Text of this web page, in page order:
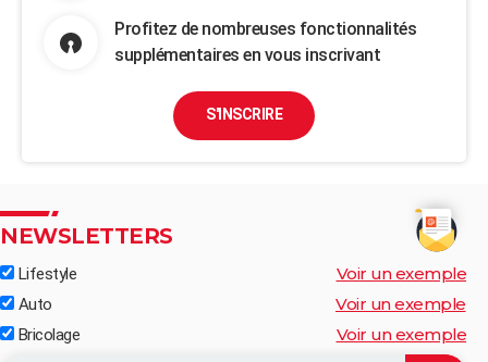
Profitez de nombreuses fonctionnalités
supplémentaires en vous inscrivant
S'INSCRIRE
NEWSLETTERS
Lifestyle Voir un exemple
Auto Voir un exemple
Bricolage Voir un exemple